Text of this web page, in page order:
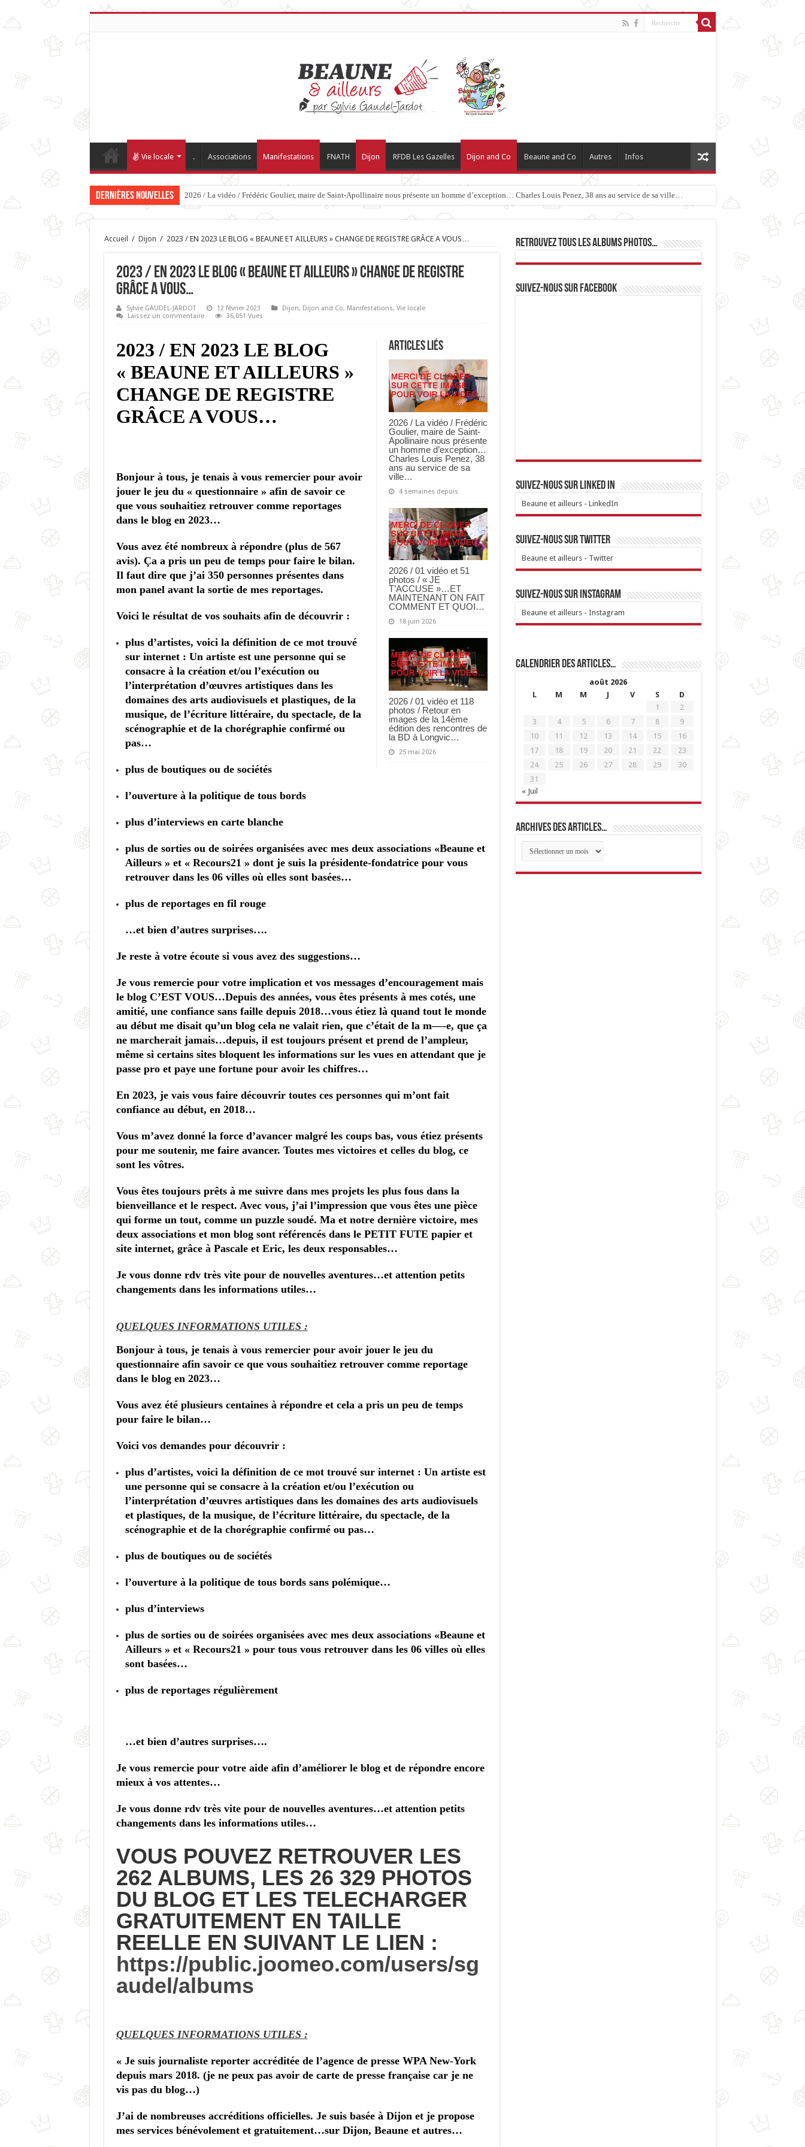
Vie locale . Associations Manifestations FNATH Dijon RFDB Les Gazelles Dijon and Co Beaune and Co Autres Infos
Dernières nouvelles 2026 / La vidéo / Frédéric Goulier, maire de Saint-Apollinaire nous présente un homme d’exception… Charles Louis Penez, 38 ans au service de sa ville…
Accueil / Dijon / 2023 / EN 2023 LE BLOG « BEAUNE ET AILLEURS » CHANGE DE REGISTRE GRÂCE A VOUS…
2023 / EN 2023 LE BLOG « BEAUNE ET AILLEURS » CHANGE DE REGISTRE
GRÂCE A VOUS…
Sylvie GAUDEL-JARDOT 12 février 2023 Dijon, Dijon and Co, Manifestations, Vie locale
Laissez un commentaire
36,051 Vues
Articles Liés
2026 / La vidéo / Frédéric
Goulier, maire de Saint-
Apollinaire nous présente
un homme d’exception…
Charles Louis Penez, 38
ans au service de sa
ville…
4 semaines depuis
2026 / 01 vidéo et 51
photos / « JE
T’ACCUSE »…ET
MAINTENANT ON FAIT
COMMENT ET QUOI…
18 juin 2026
2026 / 01 vidéo et 118
photos / Retour en
images de la 14ème
édition des rencontres de
la BD à Longvic…
25 mai 2026
2023 / EN 2023 LE BLOG
« BEAUNE ET AILLEURS »
CHANGE DE REGISTRE
GRÂCE A VOUS…
Bonjour à tous, je tenais à vous remercier pour avoir
jouer le jeu du « questionnaire » afin de savoir ce
que vous souhaitiez retrouver comme reportages
dans le blog en 2023…
Vous avez été nombreux à répondre (plus de 567
avis). Ça a pris un peu de temps pour faire le bilan.
Il faut dire que j’ai 350 personnes présentes dans
mon panel avant la sortie de mes reportages.
Voici le résultat de vos souhaits afin de découvrir :
plus d’artistes, voici la définition de ce mot trouvé
sur internet : Un artiste est une personne qui se
consacre à la création et/ou l’exécution ou
l’interprétation d’œuvres artistiques dans les
domaines des arts audiovisuels et plastiques, de la
musique, de l’écriture littéraire, du spectacle, de la
scénographie et de la chorégraphie confirmé ou
pas…
plus de boutiques ou de sociétés
l’ouverture à la politique de tous bords
plus d’interviews en carte blanche
plus de sorties ou de soirées organisées avec mes deux associations «Beaune et
Ailleurs » et « Recours21 » dont je suis la présidente-fondatrice pour vous
retrouver dans les 06 villes où elles sont basées…
plus de reportages en fil rouge
…et bien d’autres surprises….
Je reste à votre écoute si vous avez des suggestions…
Je vous remercie pour votre implication et vos messages d’encouragement mais
le blog C’EST VOUS…Depuis des années, vous êtes présents à mes cotés, une
amitié, une confiance sans faille depuis 2018…vous étiez là quand tout le monde
au début me disait qu’un blog cela ne valait rien, que c’était de la m—-e, que ça
ne marcherait jamais…depuis, il est toujours présent et prend de l’ampleur,
même si certains sites bloquent les informations sur les vues en attendant que je
passe pro et paye une fortune pour avoir les chiffres…
En 2023, je vais vous faire découvrir toutes ces personnes qui m’ont fait
confiance au début, en 2018…
Vous m’avez donné la force d’avancer malgré les coups bas, vous étiez présents
pour me soutenir, me faire avancer. Toutes mes victoires et celles du blog, ce
sont les vôtres.
Vous êtes toujours prêts à me suivre dans mes projets les plus fous dans la
bienveillance et le respect. Avec vous, j’ai l’impression que vous êtes une pièce
qui forme un tout, comme un puzzle soudé. Ma et notre dernière victoire, mes
deux associations et mon blog sont référencés dans le PETIT FUTE papier et
site internet, grâce à Pascale et Eric, les deux responsables…
Je vous donne rdv très vite pour de nouvelles aventures…et attention petits
changements dans les informations utiles…
QUELQUES INFORMATIONS UTILES :
Bonjour à tous, je tenais à vous remercier pour avoir jouer le jeu du
questionnaire afin savoir ce que vous souhaitiez retrouver comme reportage
dans le blog en 2023…
Vous avez été plusieurs centaines à répondre et cela a pris un peu de temps
pour faire le bilan…
Voici vos demandes pour découvrir :
plus d’artistes, voici la définition de ce mot trouvé sur internet : Un artiste est
une personne qui se consacre à la création et/ou l’exécution ou
l’interprétation d’œuvres artistiques dans les domaines des arts audiovisuels
et plastiques, de la musique, de l’écriture littéraire, du spectacle, de la
scénographie et de la chorégraphie confirmé ou pas…
plus de boutiques ou de sociétés
l’ouverture à la politique de tous bords sans polémique…
plus d’interviews
plus de sorties ou de soirées organisées avec mes deux associations «Beaune et
Ailleurs » et « Recours21 » pour tous vous retrouver dans les 06 villes où elles
sont basées…
plus de reportages régulièrement
…et bien d’autres surprises….
Je vous remercie pour votre aide afin d’améliorer le blog et de répondre encore
mieux à vos attentes…
Je vous donne rdv très vite pour de nouvelles aventures…et attention petits
changements dans les informations utiles…
VOUS POUVEZ RETROUVER LES
262 ALBUMS, LES 26 329 PHOTOS
DU BLOG ET LES TELECHARGER
GRATUITEMENT EN TAILLE
REELLE EN SUIVANT LE LIEN :
https://public.joomeo.com/users/sg
audel/albums
QUELQUES INFORMATIONS UTILES :
« Je suis journaliste reporter accréditée de l’agence de presse WPA New-York
depuis mars 2018. (je ne peux pas avoir de carte de presse française car je ne
vis pas du blog…)
J’ai de nombreuses accréditions officielles. Je suis basée à Dijon et je propose
mes services bénévolement et gratuitement…sur Dijon, Beaune et autres…
Retrouvez tous les albums photos…
Suivez-nous sur Facebook
Suivez-nous sur linked IN
Beaune et ailleurs - LinkedIn
Suivez-nous sur Twitter
Beaune et ailleurs - Twitter
Suivez-nous sur Instagram
Beaune et ailleurs - Instagram
Calendrier des articles…
août 2026
L
M M J V S
D
1
2
3
4 5 6 7 8
9
10
11 12 13 14 15
16
17
18 19 20 21 22
23
24
25 26 27 28 29
30
31
« Juil
Archives des articles…
Archives
des
articles…